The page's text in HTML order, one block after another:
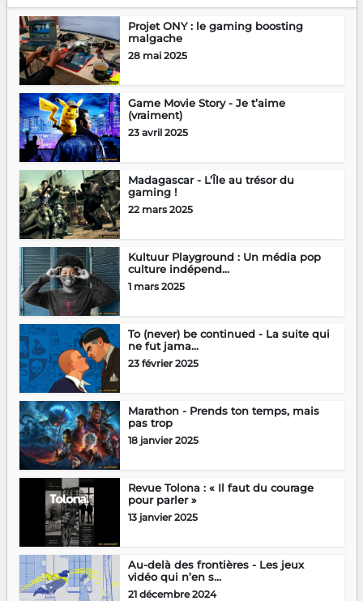
Projet ONY : le gaming boosting
malgache
28 mai 2025
Game Movie Story - Je t’aime
(vraiment)
23 avril 2025
Madagascar - L’Île au trésor du
gaming !
22 mars 2025
Kultuur Playground : Un média pop
culture indépend...
1 mars 2025
To (never) be continued - La suite qui
ne fut jama...
23 février 2025
Marathon - Prends ton temps, mais
pas trop
18 janvier 2025
Revue Tolona : « Il faut du courage
pour parler »
13 janvier 2025
Au-delà des frontières - Les jeux
vidéo qui n’en s...
21 décembre 2024